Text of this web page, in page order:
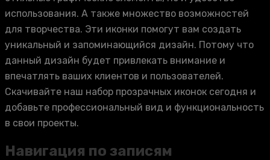
использования. А также множество возможностей
для творчества. Эти иконки помогут вам создать
уникальный и запоминающийся дизайн. Потому что
данный дизайн будет привлекать внимание и
впечатлять ваших клиентов и пользователей.
Скачивайте наш набор прозрачных иконок сегодня и
добавьте профессиональный вид и функциональность
в свои проекты.
Навигация по записям